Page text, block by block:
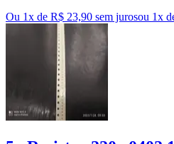
Ou 1x de R$ 23,90 sem jurosou 1x